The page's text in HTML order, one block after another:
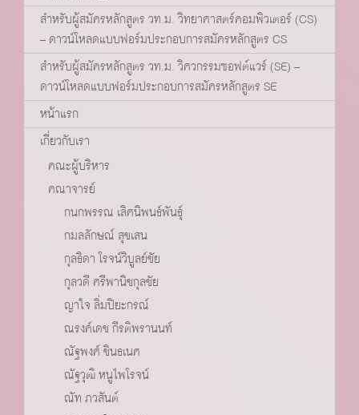
สำหรับผู้สมัครหลักสูตร วท.ม. วิทยาศาสตร์คอมพิวเตอร์ (CS)
– ดาวน์โหลดแบบฟอร์มประกอบการสมัครหลักสูตร CS
สำหรับผู้สมัครหลักสูตร วท.ม. วิศวกรรมซอฟต์แวร์ (SE) –
ดาวน์โหลดแบบฟอร์มประกอบการสมัครหลักสูตร SE
หน้าแรก
เกี่ยวกับเรา
คณะผู้บริหาร
คณาจารย์
กนกพรรณ เลิศนิพนธ์พันธุ์
กมลลักษณ์ สุขเสน
กุลธิดา โรจน์วิบูลย์ชัย
กุลวดี ศรีพานิชกุลชัย
ญาใจ ลิ่มปิยะกรณ์
ณรงค์เดช กีรติพรานนท์
ณัฐพงศ์ ชินธเนศ
ณัฐวุฒิ หนูไพโรจน์
ณัท ภวสันต์